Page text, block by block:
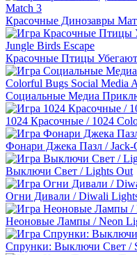
Красочные Динозавры
Красочные Птицы
Социальные Медиа
1024 Красочные / 1024
Фонари Джека Пазл / Jack-
Выключи Свет / Lights Out
Огни Дивали / Diwali
Неоновые Лампы / Neon
Спрунки: Выключи Свет /